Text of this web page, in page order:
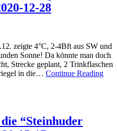
12-28
zeigte 4°C, 2-4Bft aus SW und
Sonne! Da könnte man doch
Strecke geplant, 2 Trinkflaschen
in die… Continue Reading
“Steinhuder